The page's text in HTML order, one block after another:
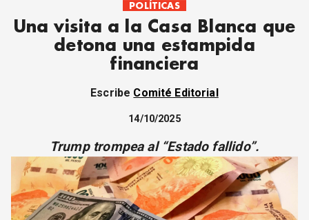
POLÍTICAS
INTERNACIONALES
MOVIMIENTO OBRERO
MUJER
SOCIEDAD Y CULTURA
JUVENTUD
DEBATE
ARCHIVO
DECLARACIONES
OPINIÓN
POLÍTICAS
Una visita a la Casa Blanca que
detona una estampida
financiera
Escribe Comité Editorial
14/10/2025
Trump trompea al “Estado fallido”.